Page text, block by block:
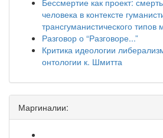
человека в контексте
трансгуманистического типов
Разговор о “Разговоре...”
Критика идеологии
онтологии к. Шмитта
Маргиналии: